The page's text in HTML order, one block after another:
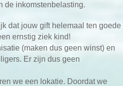
de inkomstenbelasting.
dat jouw gift helemaal ten goede
ernstig ziek kind!
(maken dus geen winst) en
Er zijn dus geen
we een lokatie. Doordat we